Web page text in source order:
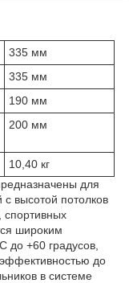
335 мм
335 мм
190 мм
200 мм
10,40 кг
для
высотой потолков
спортивных
широким
до +60 градусов,
до
в системе